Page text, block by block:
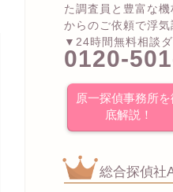
た調査員と豊富な
からのご依頼で浮
▼24時間無料相談
0120-
原一探偵事務所を
底解説！
総合探偵社